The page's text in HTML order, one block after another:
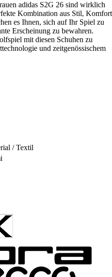
adidas S2G 26 sind wirklich
Kombination aus Stil, Komfort
es Ihnen, sich auf Ihr Spiel zu
Erscheinung zu bewahren.
mit diesen Schuhen zu
und zeitgenössischem
/ Textil